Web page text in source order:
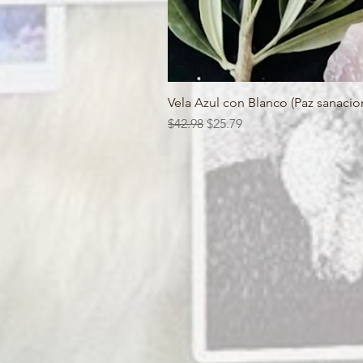
Vela Azul con Blanco (Paz
Regular Price
$42.98 Sale Price
$25.79